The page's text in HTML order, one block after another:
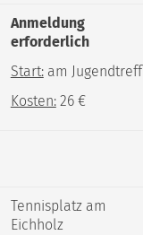
Anmeldung
erforderlich
Start:am Jugendtreff
Kosten:26 €
Tennisplatz am
Eichholz